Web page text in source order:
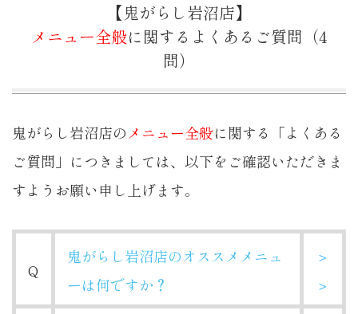
【鬼がらし岩沼店】
メニュー全般に関するよくあるご質問（4
問）
鬼がらし岩沼店のメニュー全般に関する「よくある
ご質問」につきましては、以下をご確認いただきま
すようお願い申し上げます。
Q
鬼がらし岩沼店のオススメメニュ
ーは何ですか？
＞
＞